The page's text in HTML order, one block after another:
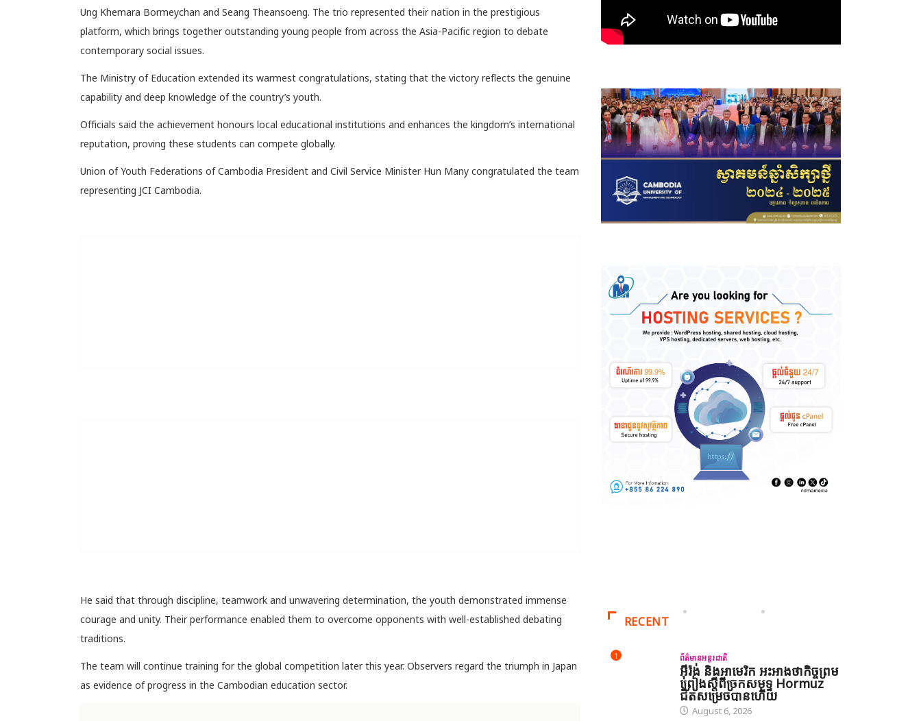
Ung Khemara Bormeychan and Seang Theansoeng. The trio represented their nation in the prestigious
platform, which brings together outstanding young people from across the Asia-Pacific region to debate
contemporary social issues.
The Ministry of Education extended its warmest congratulations, stating that the victory reflects the genuine
capability and deep knowledge of the country’s youth.
Officials said the achievement honours local educational institutions and enhances the kingdom’s international
reputation, proving these students can compete globally.
Union of Youth Federations of Cambodia President and Civil Service Minister Hun Many congratulated the team
representing JCI Cambodia.
He said that through discipline, teamwork and unwavering determination, the youth demonstrated immense
courage and unity. Their performance enabled them to overcome opponents with well-established debating
traditions.
The team will continue training for the global competition later this year. Observers regard the triumph in Japan
as evidence of progress in the Cambodian education sector.
RECENT
1 ព័ត៌មានអន្តរជាតិ
អ៊ីរ៉ង់ និងអាមេរិក អះអាងថាកិច្ចព្រម
ព្រៀងស្តីពីច្រកសមុទ្ទ Hormuz
ជិតសម្រេចបានហើយ
August 6, 2026